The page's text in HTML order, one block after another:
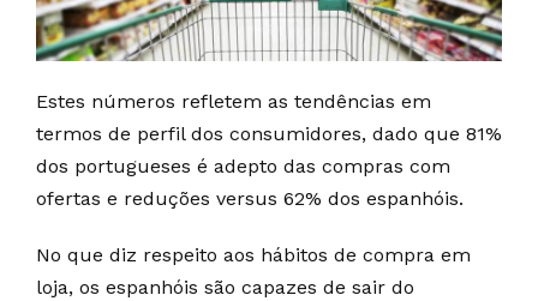
Estes números refletem as tendências em
termos de perfil dos consumidores, dado que 81%
dos portugueses é adepto das compras com
ofertas e reduções versus 62% dos espanhóis.
No que diz respeito aos hábitos de compra em
loja, os espanhóis são capazes de sair do